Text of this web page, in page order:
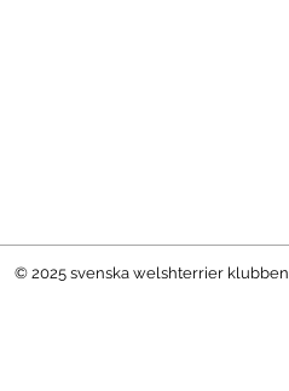
© 2025 svenska welshterrier klubben